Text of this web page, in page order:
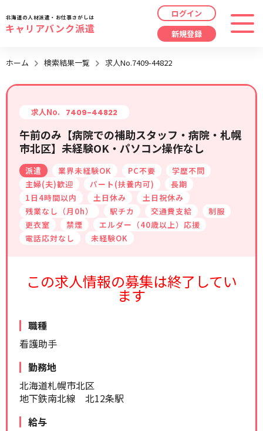
職種 指定なし
給与 時給/日給/月給から選択
こだわり 指定なし
キーワード 指定なし
最近見た求人
最近利用した検索条件
検索履歴はありません。
北海道の人材派遣・お仕事さがしは
キャリアバンク派遣
ログイン
新規登録
ホーム 検索結果一覧 求人No.7409-44822
求人No. 7409-44822
午前のみ【病院での補助スタッフ・病院・札幌
市北区】未経験OK・パソコン操作なし
派遣 業界未経験OK PC不要
学歴不問
主婦(夫)歓迎
パート(扶養内可)
長期
1日4時間以内
土日休み
土日祝休み
残業なし（月0h）
駅チカ 交通費支給
制服
更衣室
禁煙
エルダー（40歳以上）応援
電話応対なし
未経験OK
この求人情報の募集は終了してい
ます
職種
看護助手
勤務地
北海道札幌市北区
地下鉄南北線 北12条駅
給与